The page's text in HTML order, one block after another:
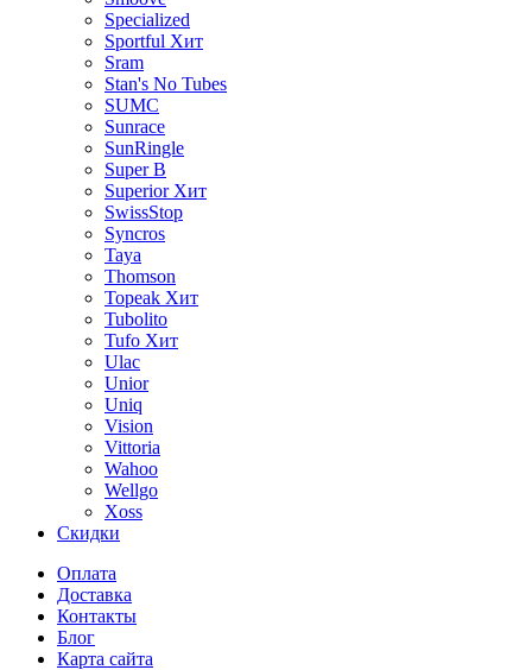
Specialized
Sportful Хит
Sram
Stan's No Tubes
SUMC
Sunrace
SunRingle
Super B
Superior Хит
SwissStop
Syncros
Taya
Thomson
Topeak Хит
Tubolito
Tufo Хит
Ulac
Unior
Uniq
Vision
Vittoria
Wahoo
Wellgo
Xoss
Скидки
Оплата
Доставка
Контакты
Блог
Карта сайта